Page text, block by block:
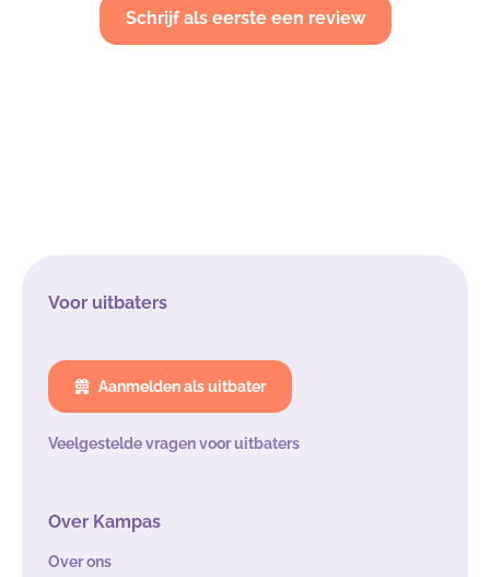
Schrijf als eerste een review
Voor uitbaters
Aanmelden als uitbater
Veelgestelde vragen voor uitbaters
Over Kampas
Over ons